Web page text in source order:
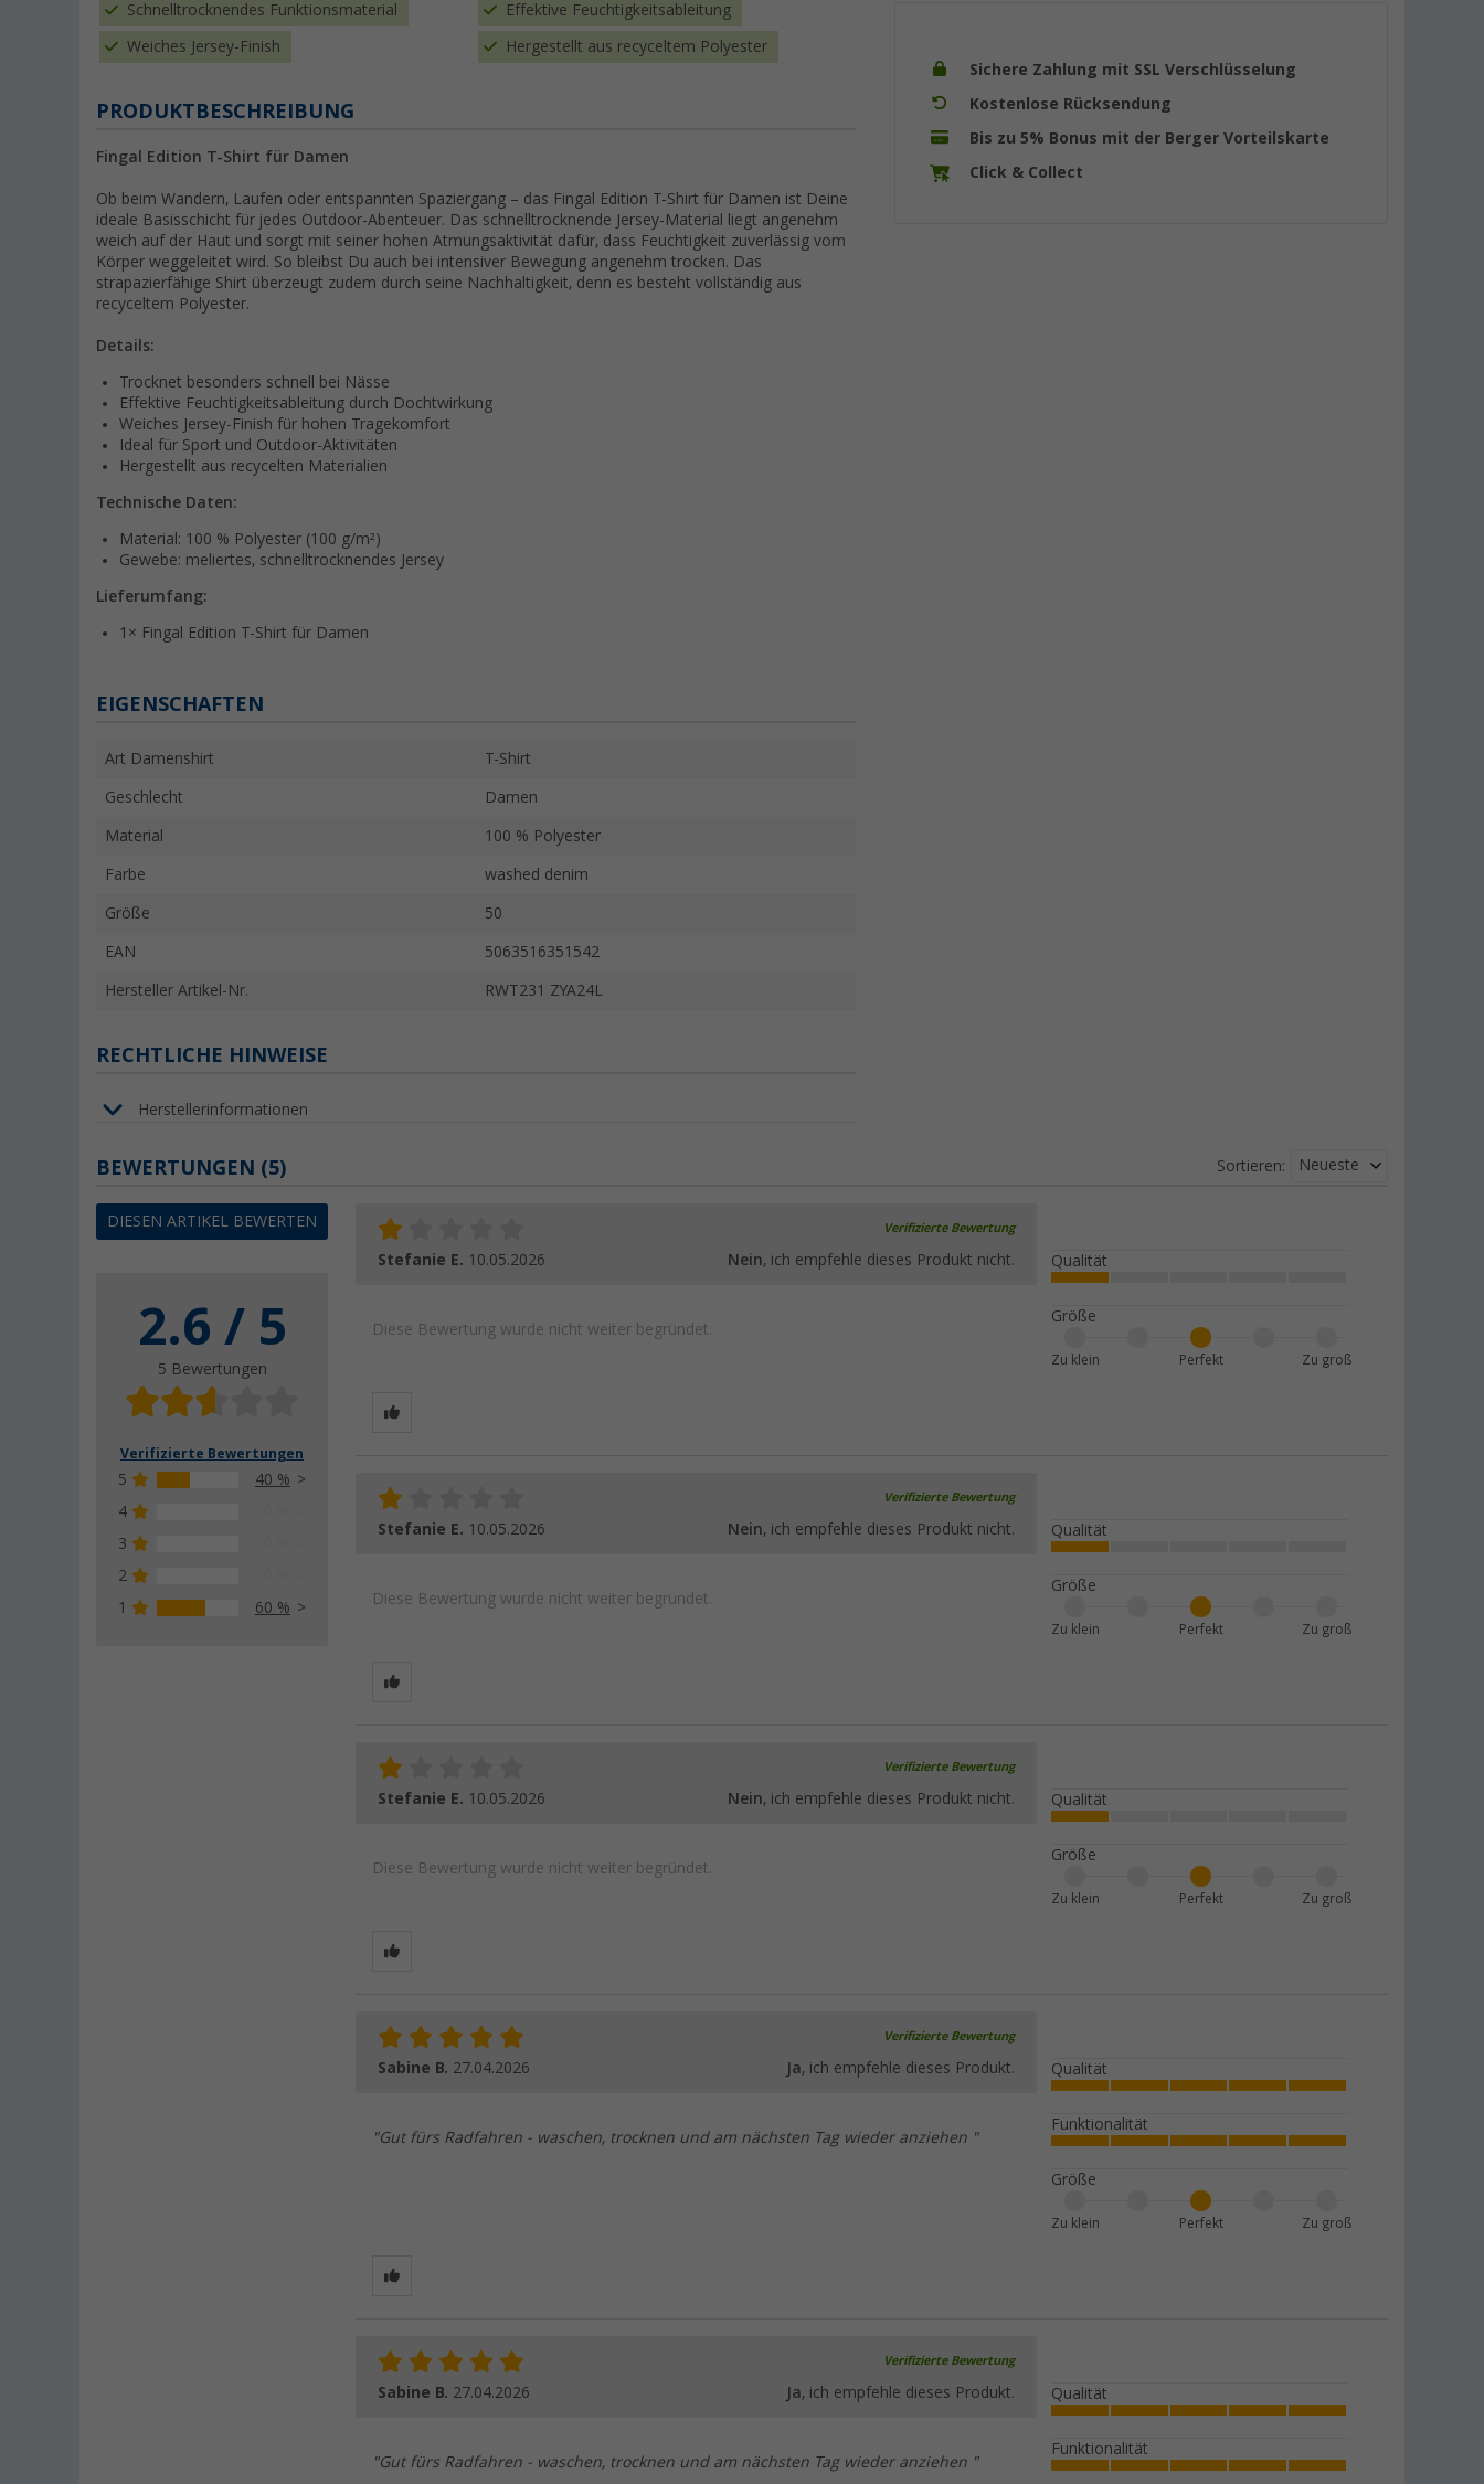
Sichere Zahlung mit SSL Verschlüsselung
Kostenlose Rücksendung
Bis zu 5% Bonus mit der Berger Vorteilskarte
Click & Collect
Schnelltrocknendes Funktionsmaterial Effektive Feuchtigkeitsableitung
Weiches Jersey-Finish Hergestellt aus recyceltem Polyester
PRODUKTBESCHREIBUNG
Fingal Edition T-Shirt für Damen
Ob beim Wandern, Laufen oder entspannten Spaziergang – das Fingal Edition T-Shirt für Damen ist Deine
ideale Basisschicht für jedes Outdoor-Abenteuer. Das schnelltrocknende Jersey-Material liegt angenehm
weich auf der Haut und sorgt mit seiner hohen Atmungsaktivität dafür, dass Feuchtigkeit zuverlässig vom
Körper weggeleitet wird. So bleibst Du auch bei intensiver Bewegung angenehm trocken. Das
strapazierfähige Shirt überzeugt zudem durch seine Nachhaltigkeit, denn es besteht vollständig aus
recyceltem Polyester.
Details:
Trocknet besonders schnell bei Nässe
Effektive Feuchtigkeitsableitung durch Dochtwirkung
Weiches Jersey-Finish für hohen Tragekomfort
Ideal für Sport und Outdoor-Aktivitäten
Hergestellt aus recycelten Materialien
Technische Daten:
Material: 100 % Polyester (100 g/m²)
Gewebe: meliertes, schnelltrocknendes Jersey
Lieferumfang:
1× Fingal Edition T-Shirt für Damen
EIGENSCHAFTEN
Art Damenshirt T-Shirt
Geschlecht Damen
Material 100 % Polyester
Farbe washed denim
Größe 50
EAN 5063516351542
Hersteller Artikel-Nr. RWT231 ZYA24L
RECHTLICHE HINWEISE
Herstellerinformationen
BEWERTUNGEN (5)
DIESEN ARTIKEL BEWERTEN
2.6 / 5
5 Bewertungen
Verifizierte Bewertungen
5
40 %
4
3
2
1
60 %
Sortieren: Neueste
Verifizierte Bewertung
Stefanie E. 10.05.2026 Nein, ich empfehle dieses Produkt nicht.
Diese Bewertung wurde nicht weiter begründet.
Qualität
Größe
Zu groß
Perfekt
Zu klein
Verifizierte Bewertung
Stefanie E. 10.05.2026 Nein, ich empfehle dieses Produkt nicht.
Diese Bewertung wurde nicht weiter begründet.
Qualität
Größe
Zu groß
Perfekt
Zu klein
Verifizierte Bewertung
Stefanie E. 10.05.2026 Nein, ich empfehle dieses Produkt nicht.
Diese Bewertung wurde nicht weiter begründet.
Qualität
Größe
Zu groß
Perfekt
Zu klein
Verifizierte Bewertung
Sabine B. 27.04.2026 Ja, ich empfehle dieses Produkt.
"Gut fürs Radfahren - waschen, trocknen und am nächsten Tag wieder anziehen "
Qualität
Funktionalität
Größe
Zu groß
Perfekt
Zu klein
Verifizierte Bewertung
Sabine B. 27.04.2026 Ja, ich empfehle dieses Produkt.
"Gut fürs Radfahren - waschen, trocknen und am nächsten Tag wieder anziehen "
Qualität
Funktionalität